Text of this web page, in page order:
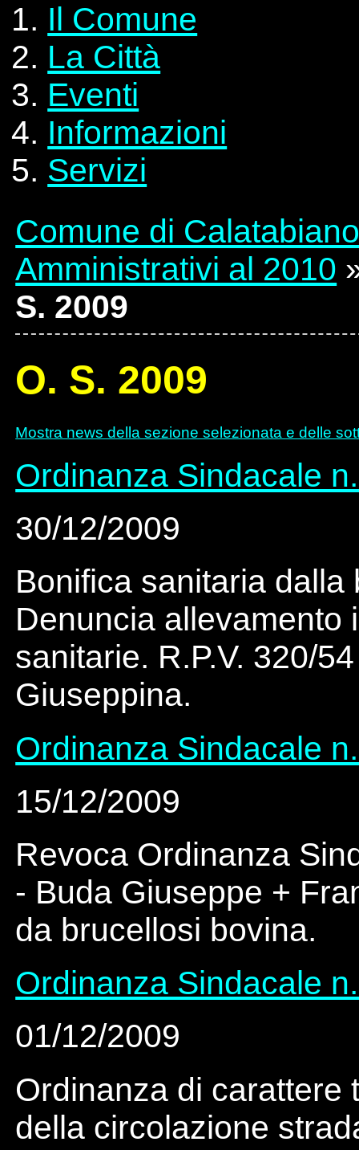
Il Comune
La Città
Eventi
Informazioni
Servizi
Comune di
Amministrativi al 2010
S. 2009
O. S. 2009
Mostra news della sezione selezionata e delle
Ordinanza Sindacale
30/12/2009
Bonifica sanitaria
Denuncia allevamento
sanitarie. R.P.V. 320/
Giuseppina.
Ordinanza Sindacale
15/12/2009
Revoca Ordinanza
- Buda Giuseppe +
da brucellosi bovina.
Ordinanza Sindacale
01/12/2009
Ordinanza di carattere
della circolazione